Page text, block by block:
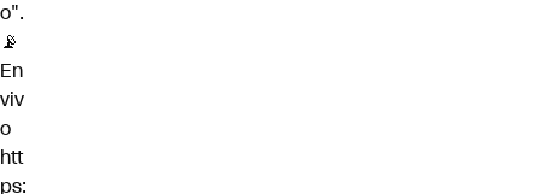
o".
📡
En
viv
o
htt
ps: